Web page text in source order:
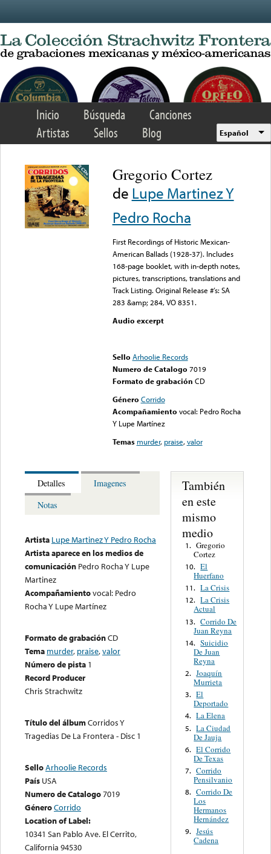
Inicio Búsqueda
Canciones
Artistas
Sellos Blog Español
Gregorio Cortez
de Lupe Martinez Y
Pedro Rocha
First Recordings of Historic Mexican-
American Ballads (1928-37). Includes
168-page booklet, with in-depth notes,
pictures, transcriptions, translations and
Track Listing. Original Release #’s: SA
283 &amp; 284, VO 8351.
Audio excerpt
Sello Arhoolie Records
Numero de Catalogo 7019
Formato de grabación CD
Género Corrido
Acompañamiento vocal: Pedro Rocha
Y Lupe Martínez
Temas murder, praise,valor
Detalles
Imagenes
Notas
Artista Lupe Martinez Y Pedro Rocha
Artista aparece en los medios de
comunicación Pedro Rocha Y Lupe
Martinez
Acompañamientovocal: Pedro
Rocha Y Lupe Martínez
Formato de grabaciónCD
Tema murder, praise,valor
Número de pista 1
Record Producer
Chris Strachwitz
Título del álbumCorridos Y
Tragedias De La Frontera - Disc 1
SelloArhoolie Records
País USA
Numero de Catalogo7019
GéneroCorrido
Location of Label:
10341 San Pablo Ave. El Cerrito,
California 94530
También
en este
mismo
medio
1. Gregorio
Cortez
10. El
Huerfano
11. La Crisis
12. La Crisis
Actual
13. Corrido De
Juan Reyna
14. Suicidio
De Juan
Reyna
2. Joaquín
Murrieta
3. El
Deportado
4. La Elena
5. La Ciudad
De Jauja
6. El Corrido
De Texas
7. Corrido
Pensilvanio
8. Corrido De
Los
Hermanos
Hernández
9. Jesús
Cadena